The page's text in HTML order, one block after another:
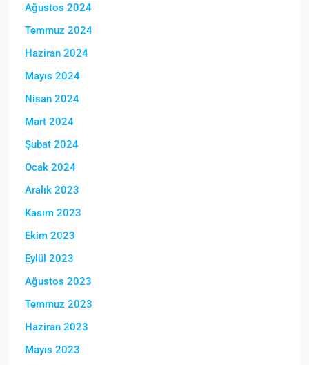
Ağustos 2024
Temmuz 2024
Haziran 2024
Mayıs 2024
Nisan 2024
Mart 2024
Şubat 2024
Ocak 2024
Aralık 2023
Kasım 2023
Ekim 2023
Eylül 2023
Ağustos 2023
Temmuz 2023
Haziran 2023
Mayıs 2023